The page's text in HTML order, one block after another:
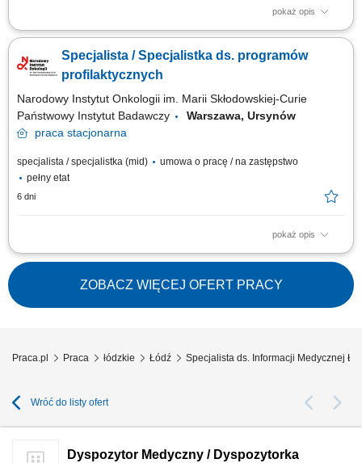
pokaż opis
Twoje zadania: Udzielanie kompleksowej i rzetelnej informacji na temat
medycznych, Rejestracja wizyt pacjentów (bezpośrednio w placówce,
telefonicznie lub mailowo) oraz nadzór nad kolejnością przyjmowania
Specjalista / Specjalistka ds. programów
profilaktycznych
Narodowy Instytut Onkologii im. Marii Skłodowskiej-Curie
Państwowy Instytut Badawczy
Warszawa, Ursynów
praca stacjonarna
specjalista / specjalistka (mid)
umowa o pracę / na zastępstwo
pełny etat
6 dni
pokaż opis
Do zadań na ww. stanowisku należeć będzie między innymi:
Organizowanie i koordynowanie bieżących działań Centralnego Ośrodka
Koordynującego Programy Profilaktyczne, współpraca ze
świadczeniodawcami realizującymi programy profilaktyczne oraz bieżący
kontakt telefoniczny i mailowy,...
ZOBACZ WIĘCEJ OFERT PRACY
Praca.pl Praca łódzkie Łódź Specjalista ds. Informacji Medycznej
Wróć do listy ofert
Dyspozytor Medyczny / Dyspozytorka